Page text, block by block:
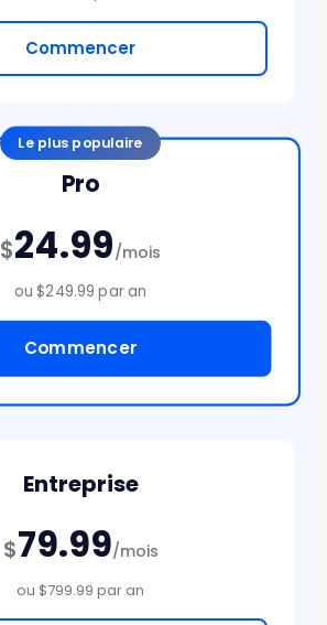
Commencer
Le plus populaire
Pro
$24.99/mois
ou $249.99 par an
Commencer
Entreprise
$79.99/mois
ou $799.99 par an